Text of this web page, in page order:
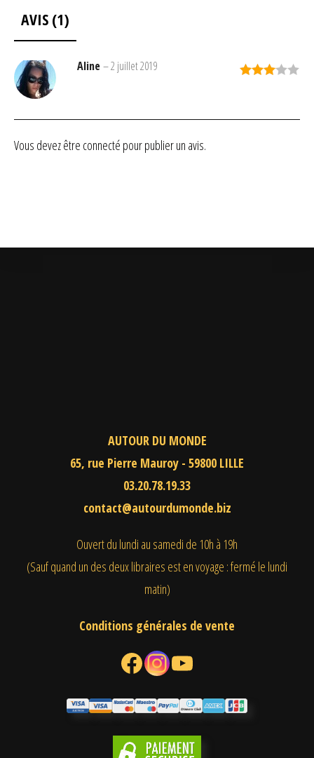
AVIS (1)
Aline–2 juillet 2019
Vous devez être connecté pour publier un avis.
AUTOUR DU MONDE
65, rue Pierre Mauroy - 59800 LILLE
03.20.78.19.33
contact@autourdumonde.biz
Ouvert du lundi au samedi de 10h à 19h
(Sauf quand un des deux libraires est en voyage : fermé le lundi
matin)
Conditions générales de vente
Facebook Instagram YouTube